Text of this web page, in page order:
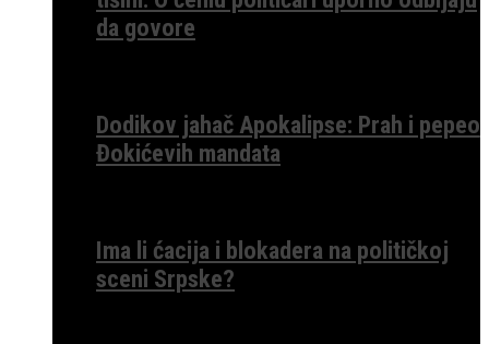
da govore
Dodikov jahač Apokalipse: Prah i pepeo
Đokićevih mandata
Ima li ćacija i blokadera na političkoj
sceni Srpske?